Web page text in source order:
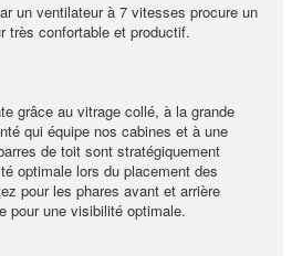
un ventilateur à 7 vitesses procure un
très confortable et productif.
grâce au vitrage collé, à la grande
qui équipe nos cabines et à une
de toit sont stratégiquement
optimale lors du placement des
pour les phares avant et arrière
pour une visibilité optimale.